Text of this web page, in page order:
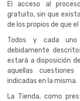
El acceso al
gratuito, sin que
de los propios de que
Todos y cada
debidamente
estará a disposición
aquellas
indicadas en la misma.
La Tienda, como